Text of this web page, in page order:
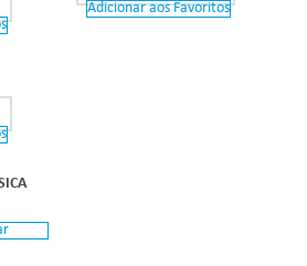
Adicionar aos Favoritos